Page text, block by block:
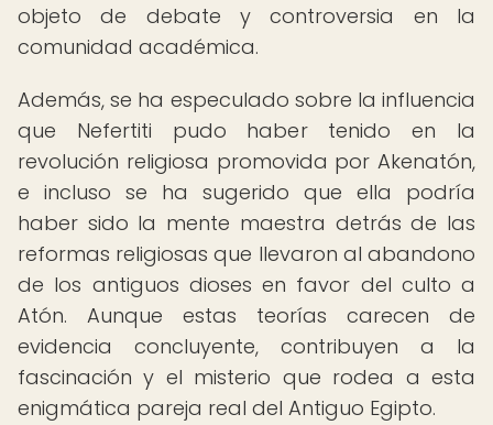
objeto de debate y controversia en la
comunidad académica.
Además, se ha especulado sobre la influencia
que Nefertiti pudo haber tenido en la
revolución religiosa promovida por Akenatón,
e incluso se ha sugerido que ella podría
haber sido la mente maestra detrás de las
reformas religiosas que llevaron al abandono
de los antiguos dioses en favor del culto a
Atón. Aunque estas teorías carecen de
evidencia concluyente, contribuyen a la
fascinación y el misterio que rodea a esta
enigmática pareja real del Antiguo Egipto.